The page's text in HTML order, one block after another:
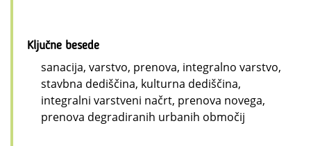
Ključne besede
sanacija, varstvo, prenova, integralno varstvo,
stavbna dediščina, kulturna dediščina,
integralni varstveni načrt, prenova novega,
prenova degradiranih urbanih območij